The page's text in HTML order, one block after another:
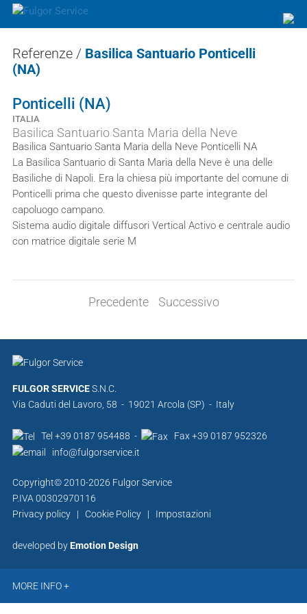
Referenze/ Basilica Santuario Ponticelli
(NA)
Ponticelli (NA)
ITALIA
Basilica Santuario Santa Maria della Neve
Basilica Santuario Santa Maria della Neve Ponticelli NA
La Basilica Santuario di Santa Maria della Neve è una delle
Basiliche di Napoli. Era la chiesa più importante del comune di
Ponticelli prima che questo divenisse parte integrante del
capoluogo campano.
Sistema audio digitale diffusori Vertical Activo e centrale audio
con matrice digitale serie M
Precedente Successivo
FULGOR SERVICES.N.C.
Via Caduti del Lavoro, 58 - 19021 Arcola (SP) - Italy
Tel +39 0187 954488 -
Fax +39 0187 952326
info@fulgorservice.it
Copyright© 2010-2026 Fulgor Service
P.IVA 00302970116
Privacy policy| Cookie Policy| Impostazioni
developed byEmotion Design
MORE INFO +